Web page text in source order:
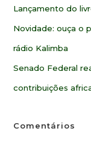
Lançamento do
Novidade: ouça o
rádio Kalimba
Senado Federal
contribuições
Comentários